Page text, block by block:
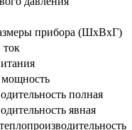
прибора (ШхВхГ)
мощность
полная
явная